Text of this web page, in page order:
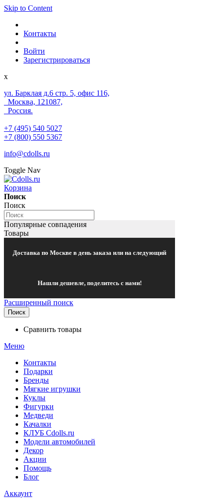
Skip to Content
Контакты
Войти
Зарегистрироваться
x
ул. Барклая д.6 стр. 5, офис 116,
Москва, 121087,
Россия.
+7 (495) 540 5027
+7 (800) 550 5367
info@cdolls.ru
Toggle Nav
Корзина
Поиск
Поиск
Популярные совпадения
Товары
Доставка по Москве в день заказа или на следующий
Нашли дешевле, поделитесь с нами!
Расширенный поиск
Поиск
Сравнить товары
Меню
Контакты
Подарки
Бренды
Мягкие игрушки
Куклы
Фигурки
Медведи
Качалки
КЛУБ Cdolls.ru
Модели автомобилей
Декор
Акции
Помощь
Блог
Аккаунт